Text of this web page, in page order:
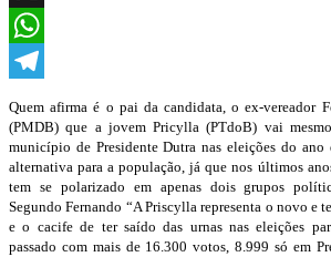
X
WhatsApp
Quem afirma é o pai da candidata, o ex-vereador
(PMDB) que a jovem Pricylla (PTdoB) vai
município de Presidente Dutra nas eleições do
alternativa para a população, já que nos últimos
tem se polarizado em apenas dois grupos
Segundo Fernando “A Priscylla representa o novo e
e o cacife de ter saído das urnas nas eleições
passado com mais de 16.300 votos, 8.999 só em